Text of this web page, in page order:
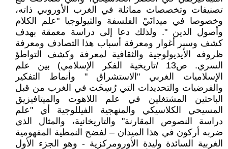
تصنيفات وتخصصات مماثلة في الغرب الأوروبي ذاته،
وخصوصا في ميدانَيْ الفلسفة والثيولوجيا "علم الكلام
وأصول الدين ". ولذلك دعا إلى دراسة معمقة بهدف
كشف وسبر أغوار ومعرفة أسباب هذا التصادف ومعرفة
ظروفه الأيديولوجية والثقافية لمعرفة وكشف التواطؤ
السري. ص13 /تاريخية الفكر الإسلامي) بين علم
الإسلاميات الغربي "الاستشراق " وأنماط التفكير
والفرضيات والتحديدات التي رُسِخَت في الغرب من قبل
الباحثين المشتغلين في علم اللاهوت والميتافيزيق
المسيحي الكلاسيكي والمنهجية الفيللوجية أي "علم
دراسة النصوص المقارنة" والتاريخانية، والمثال الذي
ضربه أركون في هذا الميدان – لفضح النمطية المفهومية
الغربية السائدة وليدة الأورومركزية - وهو الجزء الأول